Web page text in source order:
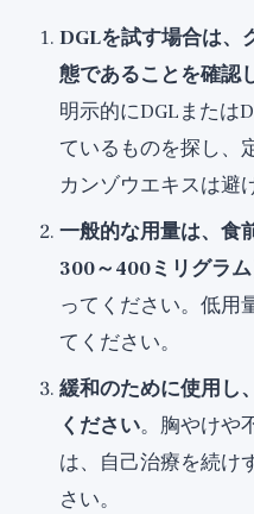
DGLを試す場合は、
態であることを確認
明示的にDGLまたは
ているものを探し、
カンゾウエキスは避
一般的な用量は、食
300～400ミリグラム
ってください。低用
てください。
緩和のために使用し
ください。胸やけや
は、自己治療を続け
さい。